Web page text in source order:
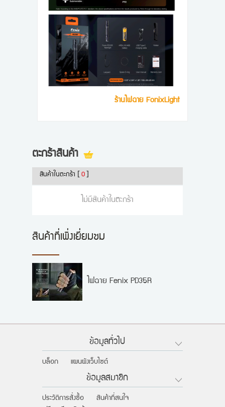
ร้านไฟฉาย FonixLight
ตะกร้าสินค้า
สินค้าในตะกร้า 0
ไม่มีสินค้าในตะกร้า
สินค้าที่เพิ่งเยี่ยมชม
ไฟฉาย Fenix PD35R
ข้อมูลทั่วไป
บล็อก แผนผังเว็บไซต์
ข้อมูลสมาชิก
ประวัติการสั่งซื้อ สินค้าที่สนใจ